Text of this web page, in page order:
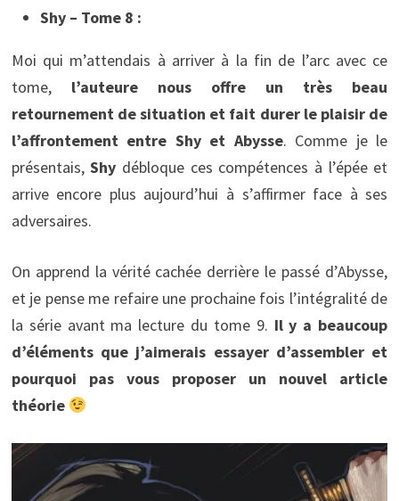
Shy – Tome 8 :
Moi qui m’attendais à arriver à la fin de l’arc avec ce
tome, l’auteure nous offre un très beau
retournement de situation et fait durer le plaisir de
l’affrontement entre Shy et Abysse. Comme je le
présentais,Shy débloque ces compétences à l’épée et
arrive encore plus aujourd’hui à s’affirmer face à ses
adversaires.
On apprend la vérité cachée derrière le passé d’Abysse,
et je pense me refaire une prochaine fois l’intégralité de
la série avant ma lecture du tome 9. Il y a beaucoup
d’éléments que j’aimerais essayer d’assembler et
pourquoi pas vous proposer un nouvel article
théorie